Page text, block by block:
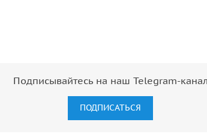
Подписывайтесь на наш Telegram-канал
ПОДПИСАТЬСЯ